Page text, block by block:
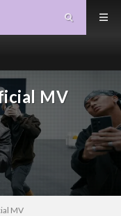
MV
MV